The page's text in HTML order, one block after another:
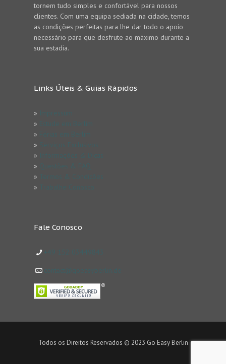
tornem tudo simples e confortável para nossos
clientes. Com uma equipa sediada na cidade, temos
as condições perfeitas para lhe dar todo o apoio
necessário para que desfrute ao máximo durante a
sua estadia.
Links Úteis & Guias Rápidos
»
»
»
»
»
»
»
»
Fale Conosco
Todos os Direitos Reservados © 2023 Go Easy Berlin